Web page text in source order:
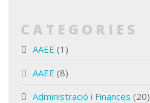
CATEGORIES
AAEE (1)
AAEE (8)
Administració i Finances (20)